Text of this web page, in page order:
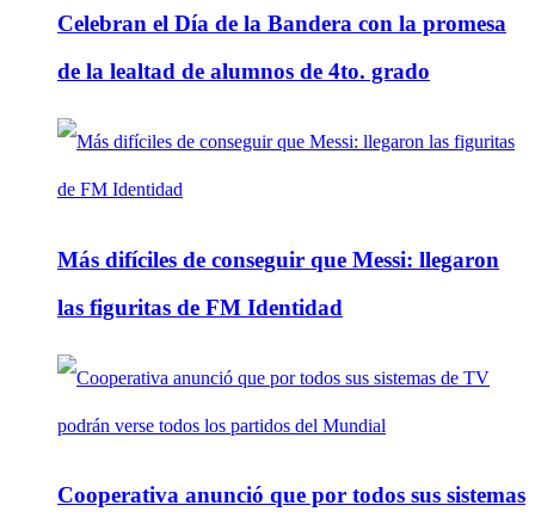
Celebran el Día de la Bandera con la promesa
de la lealtad de alumnos de 4to. grado
Más difíciles de conseguir que Messi: llegaron
las figuritas de FM Identidad
Cooperativa anunció que por todos sus sistemas